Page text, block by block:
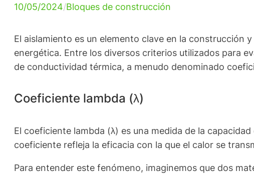
10/05/2024/Bloques de construcción
El aislamiento es un elemento clave en la construcción
energética. Entre los diversos criterios utilizados para
de conductividad térmica, a menudo denominado
Coeficiente lambda (λ)
El coeficiente lambda (λ) es una medida de la
coeficiente refleja la eficacia con la que el calor se
Para entender este fenómeno, imaginemos que dos